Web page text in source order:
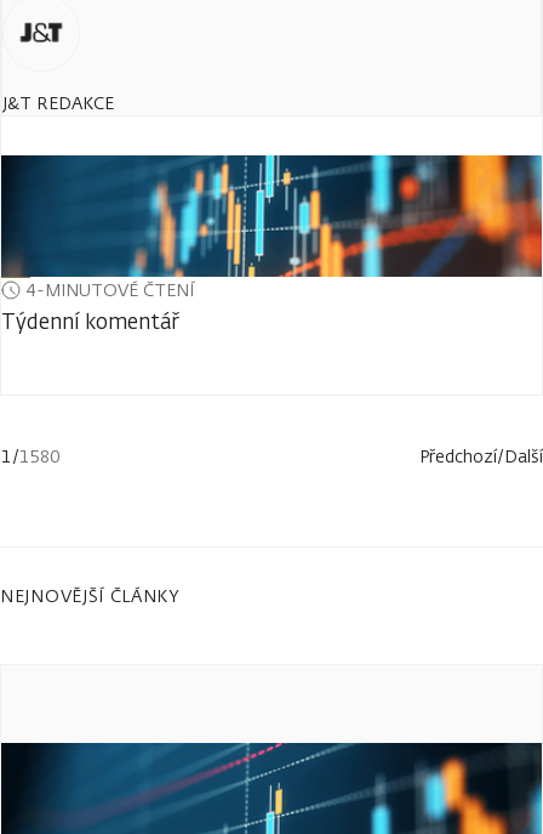
J&T REDAKCE
4-MINUTOVÉ ČTENÍ
Týdenní komentář
1/1580 Předchozí/Další
NEJNOVĚJŠÍ ČLÁNKY